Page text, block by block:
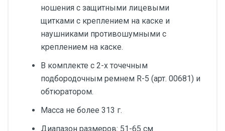
ношения с защитными лицевыми
щитками с креплением на каске и
наушниками противошумными с
креплением на каске.
В комплекте с 2-х точечным
подбородочным ремнем R-5 (арт. 00681) и
обтюратором.
Масса не более 313 г.
Диапазон размеров: 51-65 см